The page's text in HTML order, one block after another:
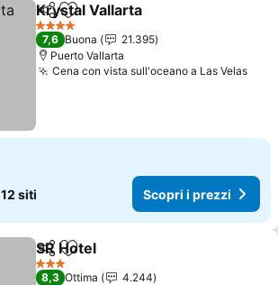
CondividiAggiungi ai preferiti
Krystal Vallarta
4 Stelle
7,6 Buona
21.395
Puerto Vallarta
Cena con vista sull'oceano a Las Velas
12 siti Scopri i prezzi
CondividiAggiungi ai preferiti
SR Hotel
3 Stelle
8,3 Ottima
4.244